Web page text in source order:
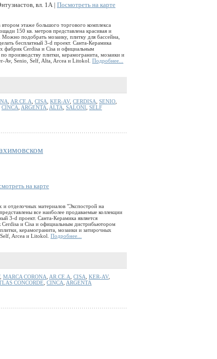
вл. 1А | Посмотреть на карте
этаже большого торгового комплекса
150 кв. метров представлена красивая и
подобрать мозаику, плитку для бассейна,
бесплатный 3-d проект. Санта-Керамика
фабрик Cerdisa и Cisa и официальным
производству плитки, керамогранита, мозаики и
Av, Senio, Self, Alta, Arcea и Litokol. Подробнее...
AR.CE.A CISA KER-AV, CERDISA SENIO
CINCA ARGENTA ALTA SALONI SELF
на карте
и отделочных материалов "Экспострой на
все наиболее продаваемые коллекции
3-d проект. Санта-Керамика является
Cerdisa и Cisa и официальным дистрибьютором
керамогранита, мозаики и затирочных
Arcea и Litokol. Подробнее...
, MARCA CORONA AR.CE.A CISA KER-AV,
CONCORDE CINCA ARGENTA